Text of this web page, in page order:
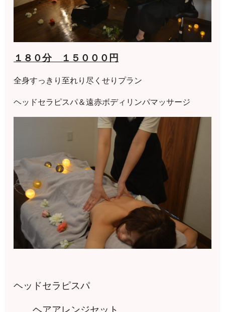
１８０分 １５０００円
全身すっきり至れり尽くせりプラン
ヘッドセラピスパ＆遠赤ボディリンパマッサージ
ヘッドセラピスパ
ヘアアレンジセット